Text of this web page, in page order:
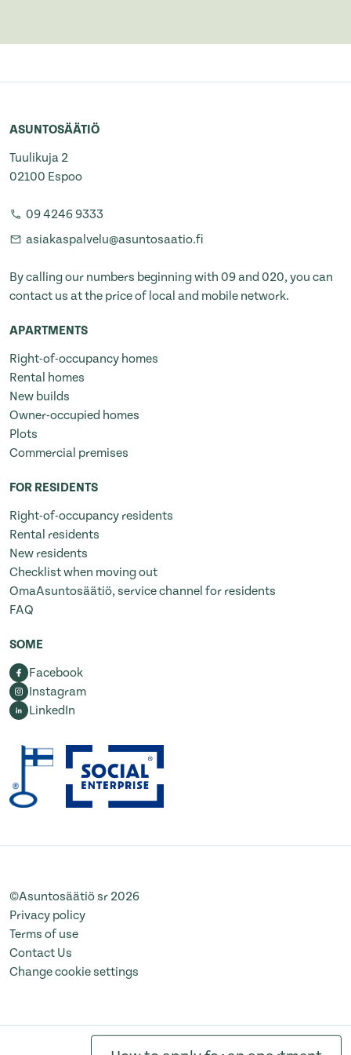
ASUNTOSÄÄTIÖ
Tuulikuja 2
02100 Espoo
09 4246 9333
asiakaspalvelu@asuntosaatio.fi
By calling our numbers beginning with 09 and 020, you can
contact us at the price of local and mobile network.
APARTMENTS
Right-of-occupancy homes
Rental homes
New builds
Owner-occupied homes
Plots
Commercial premises
FOR RESIDENTS
Right-of-occupancy residents
Rental residents
New residents
Checklist when moving out
OmaAsuntosäätiö, service channel for residents
FAQ
SOME
Facebook
Instagram
LinkedIn
©Asuntosäätiö sr 2026
Privacy policy
Terms of use
Contact Us
Change cookie settings